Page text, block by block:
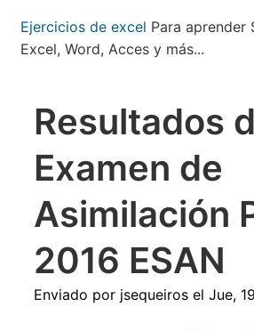
Pasar
contenido
Ejercicios de excel Para aprender
Excel, Word, Acces y más...
Resultados
Examen de
Asimilación
2016 ESAN
Enviado por jsequeiros el Jue,